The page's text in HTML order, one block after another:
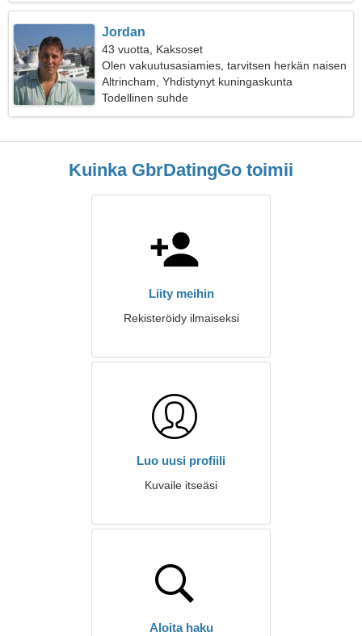
Jordan
43 vuotta, Kaksoset
Olen vakuutusasiamies, tarvitsen herkän naisen
Altrincham, Yhdistynyt kuningaskunta
Todellinen suhde
Kuinka GbrDatingGo toimii
Liity meihin
Rekisteröidy ilmaiseksi
Luo uusi profiili
Kuvaile itseäsi
Aloita haku